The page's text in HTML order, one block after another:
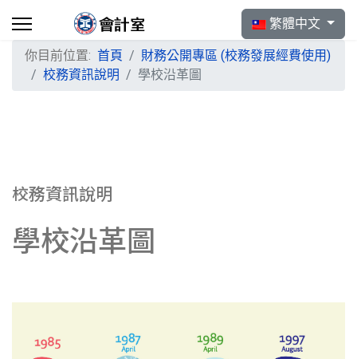
選擇你的語言
繁體中文
你目前位置: 首頁
財務公開專區 (校務發展經費使用)
校務資訊說明
學校沿革圖
校務資訊說明
學校沿革圖